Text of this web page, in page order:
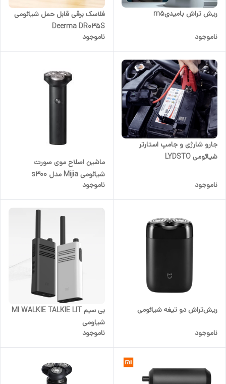
ریش تراش بامیدیm5
ناموجود
فلاسک برقی قابل حمل شیائومی
Deerma DR035S
ناموجود
جارو شارژی و جامپ استارتر
شیائومی LYDSTO
ناموجود
ماشین اصلاح موی صورت
شیائومی Mijia مدل s300
ناموجود
ریش‌تراش دو تیغه شیائومی
ناموجود
بی سیم MI WALKIE TALKIE LIT
شیاومی
ناموجود